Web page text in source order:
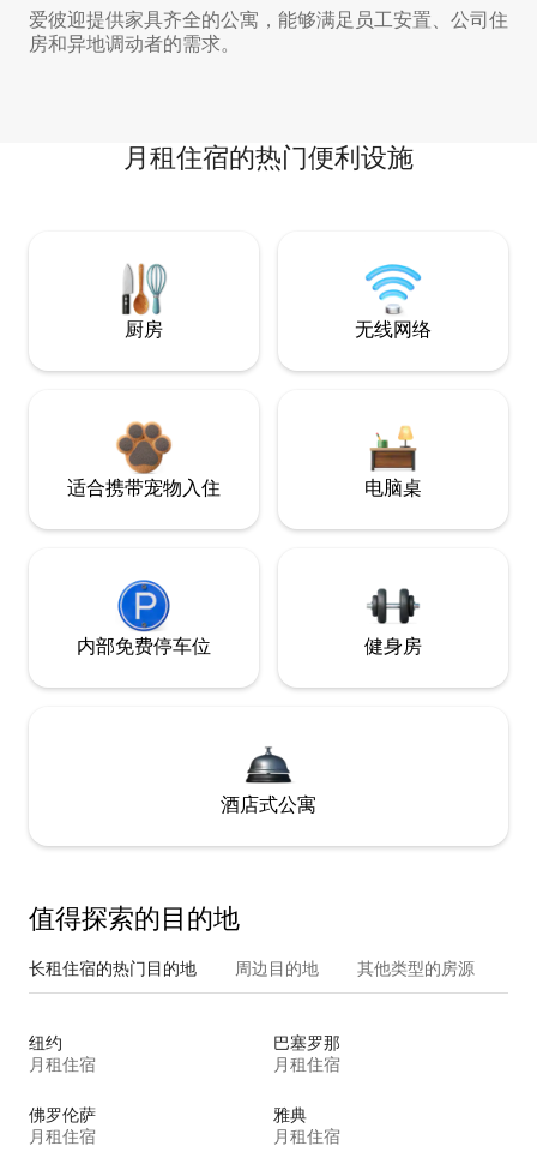
爱彼迎提供家具齐全的公寓，能够满足员工安置、公司住
房和异地调动者的需求。
月租住宿的热门便利设施
厨房 无线网络
适合携带宠物入住 电脑桌
内部免费停车位 健身房
酒店式公寓
值得探索的目的地
长租住宿的热门目的地 周边目的地 其他类型的房源
纽约
月租住宿
巴塞罗那
月租住宿
佛罗伦萨
月租住宿
雅典
月租住宿